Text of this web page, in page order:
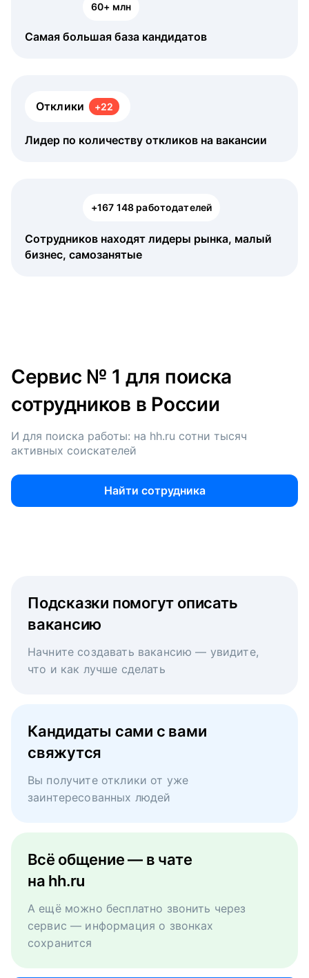
60+ млн
Самая большая база кандидатов
Отклики +22
Лидер по количеству откликов на вакансии
+167 148 работодателей
Сотрудников находят лидеры рынка, малый
бизнес, самозанятые
Сервис № 1 для поиска
сотрудников в России
И для поиска работы: на hh.ru сотни тысяч
активных соискателей
Найти сотрудника
Подсказки помогут описать
вакансию
Начните создавать вакансию — увидите,
что и как лучше сделать
Кандидаты сами с вами
свяжутся
Вы получите отклики от уже
заинтересованных людей
Всё общение — в чате
на hh.ru
А ещё можно бесплатно звонить через
сервис — информация о звонках
сохранится